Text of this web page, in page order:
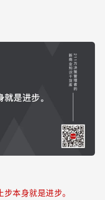
本身就是进步。